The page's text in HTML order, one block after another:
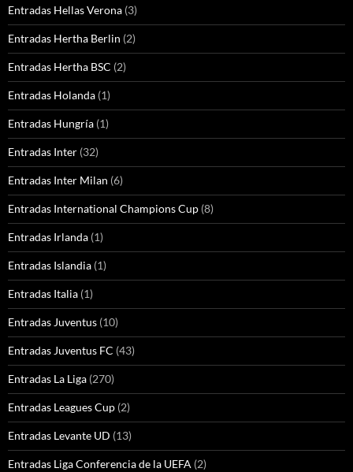
Entradas Hellas Verona (3)
Entradas Hertha Berlin (2)
Entradas Hertha BSC (2)
Entradas Holanda (1)
Entradas Hungría (1)
Entradas Inter (32)
Entradas Inter Milan (6)
Entradas International Champions Cup (8)
Entradas Irlanda (1)
Entradas Islandia (1)
Entradas Italia (1)
Entradas Juventus (10)
Entradas Juventus FC (43)
Entradas La Liga (270)
Entradas Leagues Cup (2)
Entradas Levante UD (13)
Entradas Liga Conferencia de la UEFA (2)